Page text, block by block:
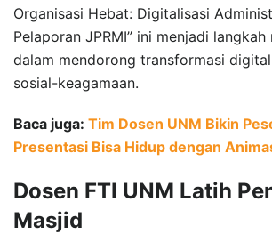
Organisasi Hebat: Digitalisasi
Pelaporan JPRMI” ini menjadi langkah
dalam mendorong transformasi
sosial-keagamaan.
Baca juga: Tim Dosen UNM Bikin
Presentasi Bisa Hidup dengan
Dosen FTI UNM Latih
Masjid